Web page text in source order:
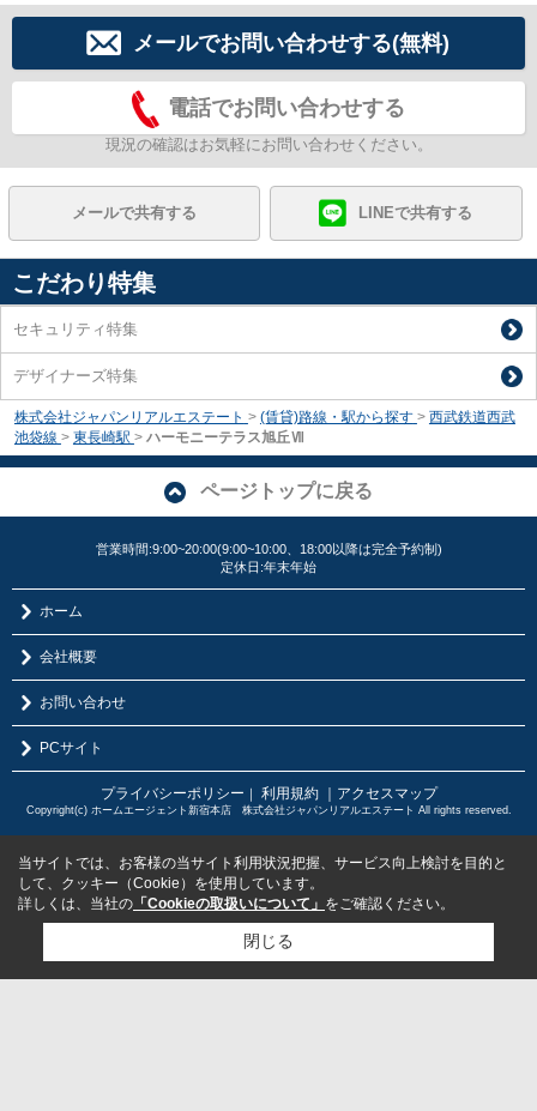
メールでお問い合わせする(無料)
電話でお問い合わせする
現況の確認はお気軽にお問い合わせください。
メールで共有する LINEで共有する
こだわり特集
セキュリティ特集
デザイナーズ特集
株式会社ジャパンリアルエステート > (賃貸)路線・駅から探す > 西武鉄道西武
池袋線 > 東長崎駅 > ハーモニーテラス旭丘Ⅶ
ページトップに戻る
営業時間:9:00~20:00(9:00~10:00、18:00以降は完全予約制)
定休日:年末年始
ホーム
会社概要
お問い合わせ
PCサイト
プライバシーポリシー 利用規約 ｜アクセスマップ
Copyright(c) ホームエージェント新宿本店 株式会社ジャパンリアルエステート All rights reserved.
当サイトでは、お客様の当サイト利用状況把握、サービス向上検討を目的と
して、クッキー（Cookie）を使用しています。
詳しくは、当社の 「Cookieの取扱いについて」 をご確認ください。
閉じる